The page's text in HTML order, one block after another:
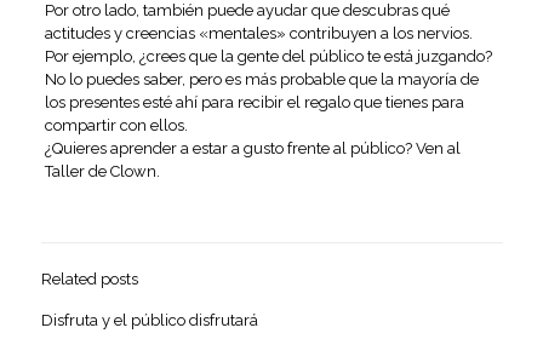
Por otro lado, también puede ayudar que descubras qué
actitudes y creencias «mentales» contribuyen a los nervios.
Por ejemplo, ¿crees que la gente del público te está juzgando?
No lo puedes saber, pero es más probable que la mayoría de
los presentes esté ahí para recibir el regalo que tienes para
compartir con ellos.
¿Quieres aprender a estar a gusto frente al público? Ven al
Taller de Clown.
Related posts
Disfruta y el público disfrutará